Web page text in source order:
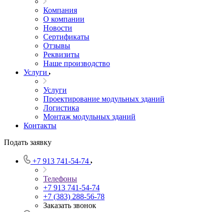
Компания
О компании
Новости
Сертификаты
Отзывы
Реквизиты
Наше производство
Услуги
Услуги
Проектирование модульных зданий
Логистика
Монтаж модульных зданий
Контакты
Подать заявку
+7 913 741-54-74
Телефоны
+7 913 741-54-74
+7 (383) 288-56-78
Заказать звонок